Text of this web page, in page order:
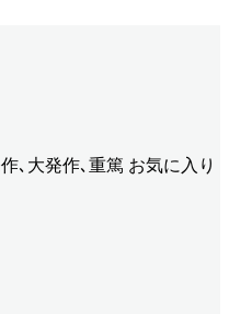
､大発作､重篤 お気に入り